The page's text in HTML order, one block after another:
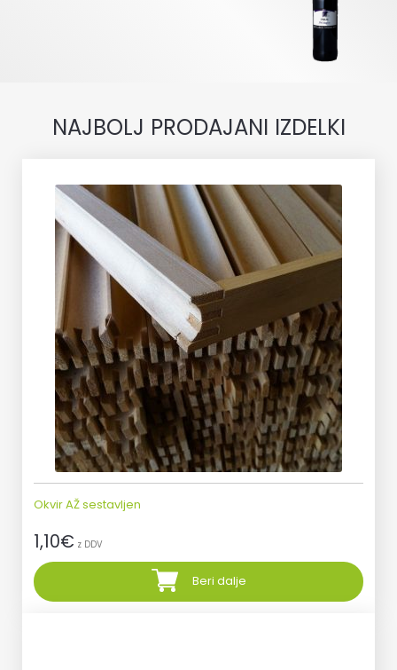
NAJBOLJ PRODAJANI IZDELKI
Okvir AŽ sestavljen
1,10€ z DDV
Beri dalje